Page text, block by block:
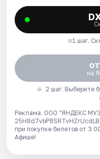
1 шаг.
на
2 шаг. Выберите
Реклама. ООО "ЯНДЕКС
25H8d7vbP8SRTvHZrUcdLB
при покупке билетов от 3
Афише!